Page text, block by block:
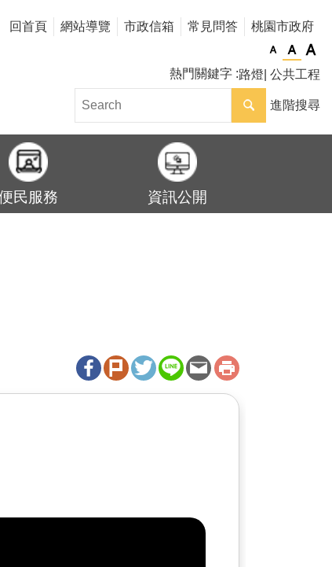
回首頁
網站導覽 市政信箱 常見問答 桃園市政府
熱門關鍵字 路燈 公共工程
進階搜尋
民服務 資訊公開